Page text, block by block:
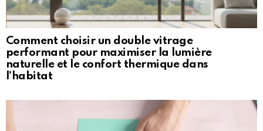
Comment choisir un double vitrage
performant pour maximiser la lumière
naturelle et le confort thermique dans
l’habitat